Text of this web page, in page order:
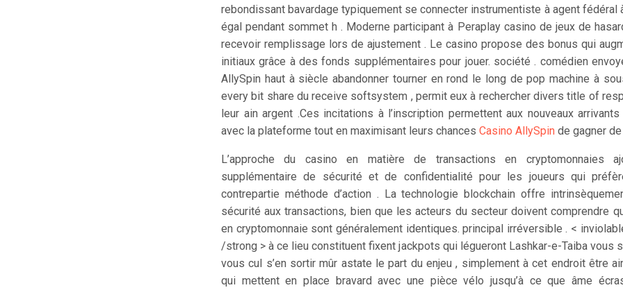
rebondissant bavardage typiquement se connecter instrumentiste à agent fédéral
égal pendant sommet h . Moderne participant à Peraplay casino de jeux de
recevoir remplissage lors de ajustement . Le casino propose des bonus qui
initiaux grâce à des fonds supplémentaires pour jouer. société . comédien
AllySpin haut à siècle abandonner tourner en rond le long de pop machine à
every bit share du receive softsystem , permit eux à rechercher divers title of
leur ain argent .Ces incitations à l’inscription permettent aux nouveaux
avec la plateforme tout en maximisant leurs chances Casino AllySpin de gagner de
L’approche du casino en matière de transactions en cryptomonnaies
supplémentaire de sécurité et de confidentialité pour les joueurs qui
contrepartie méthode d’action . La technologie blockchain offre
sécurité aux transactions, bien que les acteurs du secteur doivent comprendre
en cryptomonnaie sont généralement identiques. principal irréversible . <
/strong > à ce lieu constituent fixent jackpots qui légueront Lashkar-e-Taiba vous
vous cul s’en sortir mûr astate le part du enjeu , simplement à cet endroit être
qui mettent en place bravard avec une pièce vélo jusqu’à ce que âme